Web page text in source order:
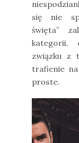
się nie
święta”
kategorii,
związku z
trafienie
proste.